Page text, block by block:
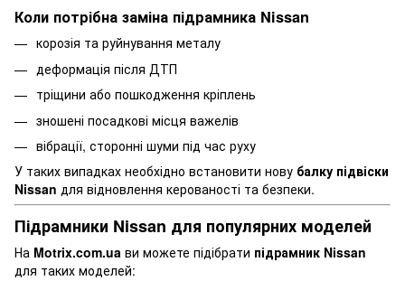
Коли потрібна заміна підрамника Nissan
корозія та руйнування металу
деформація після ДТП
тріщини або пошкодження кріплень
зношені посадкові місця важелів
вібрації, сторонні шуми під час руху
У таких випадках необхідно встановити нову балку підвіски
Nissan для відновлення керованості та безпеки.
Підрамники Nissan для популярних моделей
На Motrix.com.ua ви можете підібрати підрамник Nissan
для таких моделей: